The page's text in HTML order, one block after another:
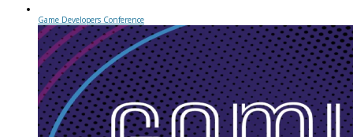
Game Developers Conference